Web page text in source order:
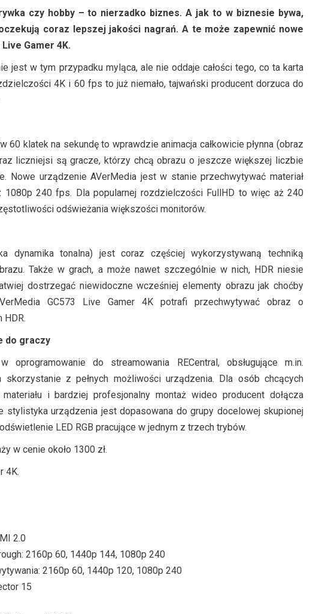
czy hobby – to nierzadko biznes. A jak to w biznesie bywa,
coraz lepszej jakości nagrań. A te może zapewnić nowe
Live Gamer 4K.
jest w tym przypadku myląca, ale nie oddaje całości tego, co ta karta
4K i 60 fps to już niemało, tajwański producent dorzuca do
klatek na sekundę to wprawdzie animacja całkowicie płynna (obraz
liczniejsi są gracze, którzy chcą obrazu o jeszcze większej liczbie
Nowe urządzenie AVerMedia jest w stanie przechwytywać materiał
240 fps. Dla popularnej rozdzielczości FullHD to więc aż 240
odświeżania większości monitorów.
dynamika tonalna) jest coraz częściej wykorzystywaną techniką
Także w grach, a może nawet szczególnie w nich, HDR niesie
dostrzegać niewidoczne wcześniej elementy obrazu jak choćby
GC573 Live Gamer 4K potrafi przechwytywać obraz o
HDR.
do graczy
oprogramowanie do streamowania RECentral, obsługujące m.in.
z pełnych możliwości urządzenia. Dla osób chcących
i bardziej profesjonalny montaż wideo producent dołącza
stylistyka urządzenia jest dopasowana do grupy docelowej skupionej
LED RGB pracujące w jednym z trzech trybów.
w cenie około 1300 zł.
4K.
2.0
2160p 60, 1440p 144, 1080p 240
2160p 60, 1440p 120, 1080p 240
15